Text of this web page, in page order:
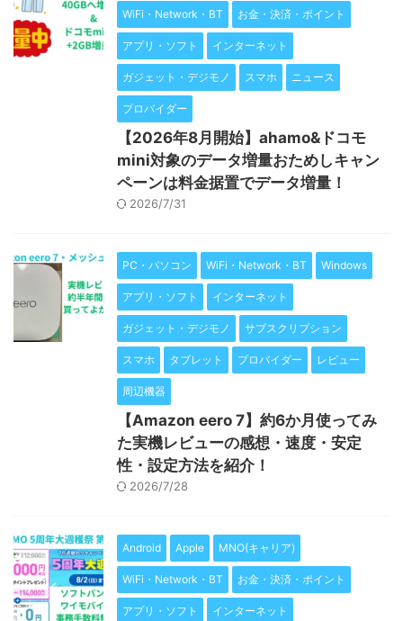
WiFi・Network・BT お金・決済・ポイント
アプリ・ソフト インターネット
ガジェット・デジモノ スマホ ニュース
プロバイダー
【2026年8月開始】ahamo&ドコモ
mini対象のデータ増量おためしキャン
ペーンは料金据置でデータ増量！
2026/7/31
PC・パソコン WiFi・Network・BT Windows
アプリ・ソフト インターネット
ガジェット・デジモノ サブスクリプション
スマホ タブレット プロバイダー レビュー
周辺機器
【Amazon eero 7】約6か月使ってみ
た実機レビューの感想・速度・安定
性・設定方法を紹介！
2026/7/28
Android Apple MNO(キャリア)
WiFi・Network・BT お金・決済・ポイント
アプリ・ソフト インターネット